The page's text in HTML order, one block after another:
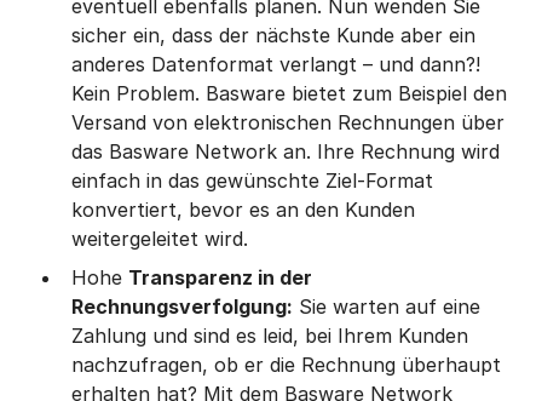
eventuell ebenfalls planen. Nun wenden Sie
sicher ein, dass der nächste Kunde aber ein
anderes Datenformat verlangt – und dann?!
Kein Problem. Basware bietet zum Beispiel den
Versand von elektronischen Rechnungen über
das Basware Network an. Ihre Rechnung wird
einfach in das gewünschte Ziel-Format
konvertiert, bevor es an den Kunden
weitergeleitet wird.
Hohe Transparenz in der
Rechnungsverfolgung: Sie warten auf eine
Zahlung und sind es leid, bei Ihrem Kunden
nachzufragen, ob er die Rechnung überhaupt
erhalten hat? Mit dem Basware Network